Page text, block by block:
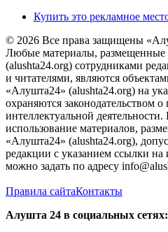
Купить это рекламное
© 2026 Все права защищены
Любые материалы, размещенные
(alushta24.org) сотрудниками
и читателями, являются
«Алушта24» (alushta24.org) на
охраняются законодательством о
интеллектуальной
использование материалов,
«Алушта24» (alushta24.org),
редакции с указанием ссылки
можно задать по адресу
Правила сайтаКонтакты
Алушта 24 в социальных сетях: